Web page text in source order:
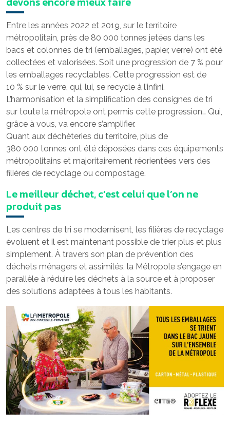
Entre les années 2022 et 2019, sur le territoire
métropolitain, près de 80 000 tonnes jetées dans les
bacs et colonnes de tri (emballages, papier, verre) ont été
collectées et valorisées. Soit une progression de 7 % pour
les emballages recyclables. Cette progression est de
10 % sur le verre, qui, lui, se recycle à l’infini.
L’harmonisation et la simplification des consignes de tri
sur toute la métropole ont permis cette progression… Qui,
grâce à vous, va encore s’amplifier.
Quant aux déchèteries du territoire, plus de
380 000 tonnes ont été déposées dans ces équipements
métropolitains et majoritairement réorientées vers des
filières de recyclage ou compostage.
Le meilleur déchet, c’est celui que l’on ne
produit pas
Les centres de tri se modernisent, les filières de recyclage
évoluent et il est maintenant possible de trier plus et plus
simplement. À travers son plan de prévention des
déchets ménagers et assimilés, la Métropole s’engage en
parallèle à réduire les déchets à la source et à proposer
des solutions adaptées à tous les habitants.